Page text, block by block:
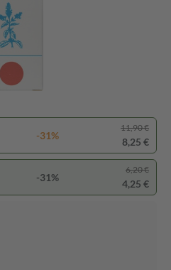
-31%
11,90 €
8,25 €
-31%
6,20 €
4,25 €